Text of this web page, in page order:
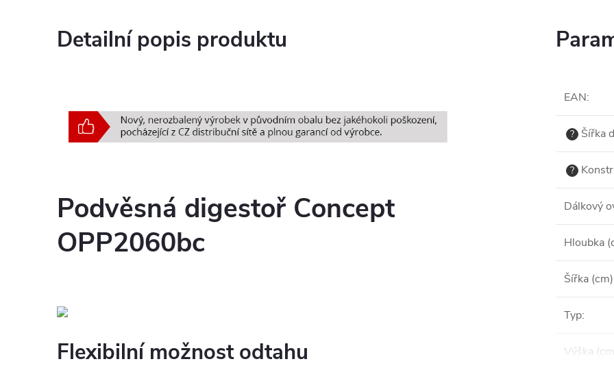
Detailní popis produktu
Podvěsná digestoř Concept
OPP2060bc
Flexibilní možnost odtahu
EAN:
? Šířka
?
Dálkový
Hloubka
Šířka (cm)
Typ:
Výška